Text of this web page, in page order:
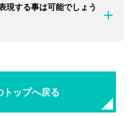
現する事は可能でしょう
トップへ戻る